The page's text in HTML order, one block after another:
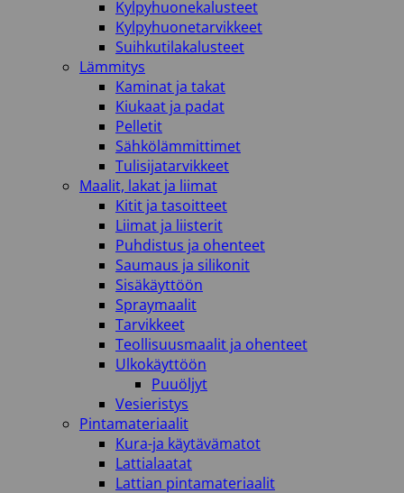
Kylpyhuonekalusteet
Kylpyhuonetarvikkeet
Suihkutilakalusteet
Lämmitys
Kaminat ja takat
Kiukaat ja padat
Pelletit
Sähkölämmittimet
Tulisijatarvikkeet
Maalit, lakat ja liimat
Kitit ja tasoitteet
Liimat ja liisterit
Puhdistus ja ohenteet
Saumaus ja silikonit
Sisäkäyttöön
Spraymaalit
Tarvikkeet
Teollisuusmaalit ja ohenteet
Ulkokäyttöön
Puuöljyt
Vesieristys
Pintamateriaalit
Kura-ja käytävämatot
Lattialaatat
Lattian pintamateriaalit